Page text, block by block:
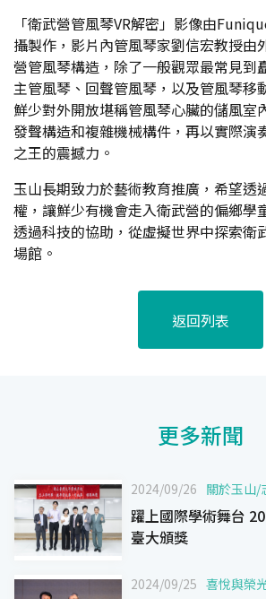
「衛武營管風琴VR解密」影像由
攝製作，影片內管風琴家劉信宏教授由
營管風琴構造，除了一般觀眾最常見到
主管風琴、回聲管風琴，以及管風琴移
鮮少對外開放堪稱管風琴心臟的儲風室
發聲構造和複雜機械構件，再以實際演
之王的震撼力。
玉山長期致力於藝術教育推廣，希望透
權，讓鮮少有機會走入衛武營的偏鄉學
透過科技的協助，從虛擬世界中探索衛
場館。
返回列表
更多新聞
2024/09/26 關於玉山/
躍上國際學術舞台
臺大頒獎
2024/09/25 喜悅與榮